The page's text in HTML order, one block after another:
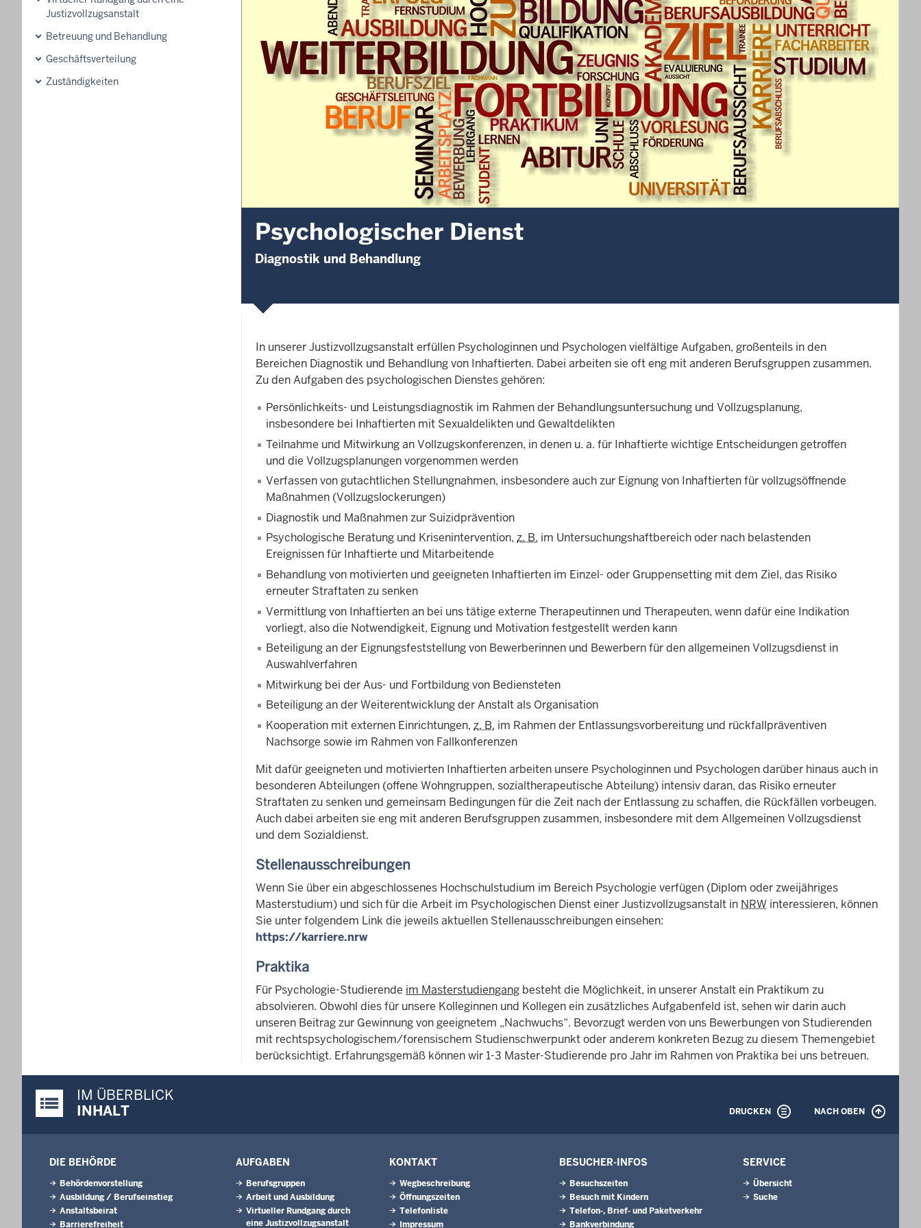
Justizvollzugsanstalt
Betreuung und Behandlung
Geschäftsverteilung
Zuständigkeiten
Psychologischer Dienst
Diagnostik und Behandlung
In unserer Justizvollzugsanstalt erfüllen Psychologinnen und Psychologen vielfältige Aufgaben, großenteils in den
Bereichen Diagnostik und Behandlung von Inhaftierten. Dabei arbeiten sie oft eng mit anderen Berufsgruppen zusammen.
Zu den Aufgaben des psychologischen Dienstes gehören:
Persönlichkeits- und Leistungsdiagnostik im Rahmen der Behandlungsuntersuchung und Vollzugsplanung,
insbesondere bei Inhaftierten mit Sexualdelikten und Gewaltdelikten
Teilnahme und Mitwirkung an Vollzugskonferenzen, in denen u. a. für Inhaftierte wichtige Entscheidungen getroffen
und die Vollzugsplanungen vorgenommen werden
Verfassen von gutachtlichen Stellungnahmen, insbesondere auch zur Eignung von Inhaftierten für vollzugsöffnende
Maßnahmen (Vollzugslockerungen)
Diagnostik und Maßnahmen zur Suizidprävention
Psychologische Beratung und Krisenintervention, z. B. im Untersuchungshaftbereich oder nach belastenden
Ereignissen für Inhaftierte und Mitarbeitende
Behandlung von motivierten und geeigneten Inhaftierten im Einzel- oder Gruppensetting mit dem Ziel, das Risiko
erneuter Straftaten zu senken
Vermittlung von Inhaftierten an bei uns tätige externe Therapeutinnen und Therapeuten, wenn dafür eine Indikation
vorliegt, also die Notwendigkeit, Eignung und Motivation festgestellt werden kann
Beteiligung an der Eignungsfeststellung von Bewerberinnen und Bewerbern für den allgemeinen Vollzugsdienst in
Auswahlverfahren
Mitwirkung bei der Aus- und Fortbildung von Bediensteten
Beteiligung an der Weiterentwicklung der Anstalt als Organisation
Kooperation mit externen Einrichtungen, z. B. im Rahmen der Entlassungsvorbereitung und rückfallpräventiven
Nachsorge sowie im Rahmen von Fallkonferenzen
Mit dafür geeigneten und motivierten Inhaftierten arbeiten unsere Psychologinnen und Psychologen darüber hinaus auch in
besonderen Abteilungen (offene Wohngruppen, sozialtherapeutische Abteilung) intensiv daran, das Risiko erneuter
Straftaten zu senken und gemeinsam Bedingungen für die Zeit nach der Entlassung zu schaffen, die Rückfällen vorbeugen.
Auch dabei arbeiten sie eng mit anderen Berufsgruppen zusammen, insbesondere mit dem Allgemeinen Vollzugsdienst
und dem Sozialdienst.
Stellenausschreibungen
Wenn Sie über ein abgeschlossenes Hochschulstudium im Bereich Psychologie verfügen (Diplom oder zweijähriges
Masterstudium) und sich für die Arbeit im Psychologischen Dienst einer Justizvollzugsanstalt in NRW interessieren, können
Sie unter folgendem Link die jeweils aktuellen Stellenausschreibungen einsehen:
https://karriere.nrw
Praktika
Für Psychologie-Studierende im Masterstudiengang besteht die Möglichkeit, in unserer Anstalt ein Praktikum zu
absolvieren. Obwohl dies für unsere Kolleginnen und Kollegen ein zusätzliches Aufgabenfeld ist, sehen wir darin auch
unseren Beitrag zur Gewinnung von geeignetem „Nachwuchs“. Bevorzugt werden von uns Bewerbungen von Studierenden
mit rechtspsychologischem/forensischem Studienschwerpunkt oder anderem konkreten Bezug zu diesem Themengebiet
berücksichtigt. Erfahrungsgemäß können wir 1-3 Master-Studierende pro Jahr im Rahmen von Praktika bei uns betreuen.
Justiz-Portal im Überblick:
IM ÜBERBLICK
INHALT
DRUCKEN NACH OBEN
DIE BEHÖRDE
Behördenvorstellung
Ausbildung / Berufseinstieg
Anstaltsbeirat
Barrierefreiheit
AUFGABEN
Berufsgruppen
Arbeit und Ausbildung
Virtueller Rundgang durch
eine Justizvollzugsanstalt
KONTAKT
Wegbeschreibung
Öffnungszeiten
Telefonliste
Impressum
BESUCHER-INFOS
Besuchszeiten
Besuch mit Kindern
Telefon-, Brief- und Paketverkehr
Bankverbindung
SERVICE
Übersicht
Suche